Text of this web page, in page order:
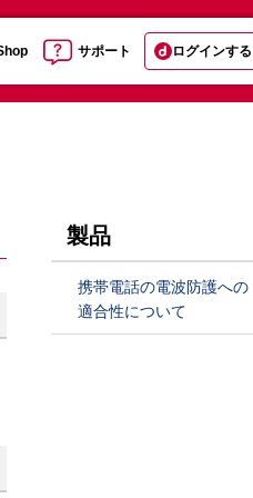
サポート ログインする
製品
携帯電話の電波防護への
適合性について